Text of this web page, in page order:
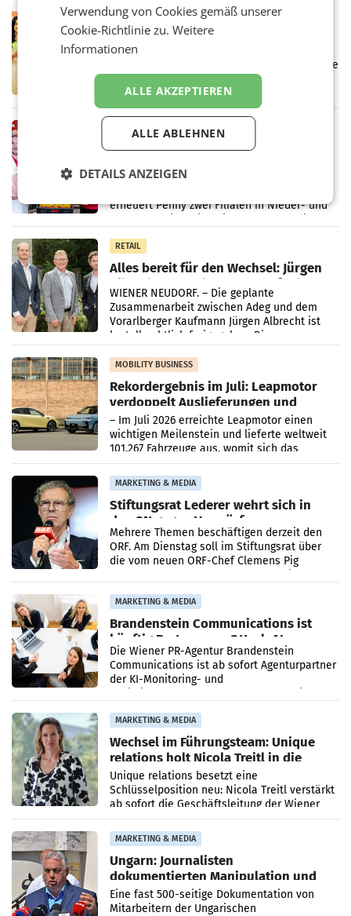
RETAIL
Eine Bühne für Zirkularität: ARA und
Müller informieren am POS über
Über den gesamten August hinweg rücken die
Altstoff Recycling Austria AG (ARA) und der
Handelskonzern Müller die Initiative
„Kreislauf-Helden“ in allen österreichischen
Müller-Filialen
RETAIL
Penny modernisiert zwei Filialen in
WIENER NEUDORF. – Im Rahmen einer
erneuert Penny zwei Filialen in Nieder- und
RETAIL
Alles bereit für den Wechsel: Jürgen
Albrecht setzt ab 1.1.2027 auf Adeg
WIENER NEUDORF. – Die geplante
Zusammenarbeit zwischen Adeg und dem
Vorarlberger Kaufmann Jürgen Albrecht ist
kartellrechtlich freigegeben: Die
Bundeswettbewerbsbehörde und der
Bundeskartellanwalt
MOBILITY BUSINESS
Rekordergebnis im Juli: Leapmotor
verdoppelt Auslieferungen und
überschreitet die 100.000er-Marke
– Im Juli 2026 erreichte Leapmotor einen
wichtigen Meilenstein und lieferte weltweit
101.267 Fahrzeuge aus, womit sich das
Ergebnis gegenüber Juli 2025 mehr als
verdoppelte (+102
MARKETING & MEDIA
Stiftungsrat Lederer wehrt sich in
den SN gegen Vorwürfe
Mehrere Themen beschäftigen derzeit den
ORF. Am Dienstag soll im Stiftungsrat über
die vom neuen ORF-Chef Clemens Pig
MARKETING & MEDIA
Brandenstein Communications ist
künftig Partner von OtterlyAI
Die Wiener PR-Agentur Brandenstein
Communications ist ab sofort Agenturpartner
der KI-Monitoring- und
MARKETING & MEDIA
Wechsel im Führungsteam: Unique
relations holt Nicola Treitl in die
Geschäftsleitung
Unique relations besetzt eine
Schlüsselposition neu: Nicola Treitl verstärkt
ab sofort die Geschäftsleitung der Wiener
PR-Agentur an der Seite von Josef Kalina und
Anna Kalina-Mahr.
MARKETING & MEDIA
Ungarn: Journalisten
dokumentierten Manipulation und
Zensur
Eine fast 500-seitige Dokumentation von
Mitarbeitern der Ungarischen
Verwendung von Cookies gemäß unserer
Cookie-Richtlinie zu.Weitere
Informationen
ALLE AKZEPTIEREN
ALLE ABLEHNEN
DETAILS ANZEIGEN